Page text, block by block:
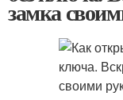
замка